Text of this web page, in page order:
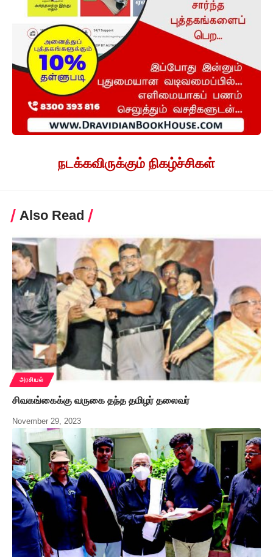
நடக்கவிருக்கும் நிகழ்ச்சிகள்
Also Read
அரசியல்
சிவகங்கைக்கு வருகை தந்த தமிழர் தலைவர்
November 29, 2023